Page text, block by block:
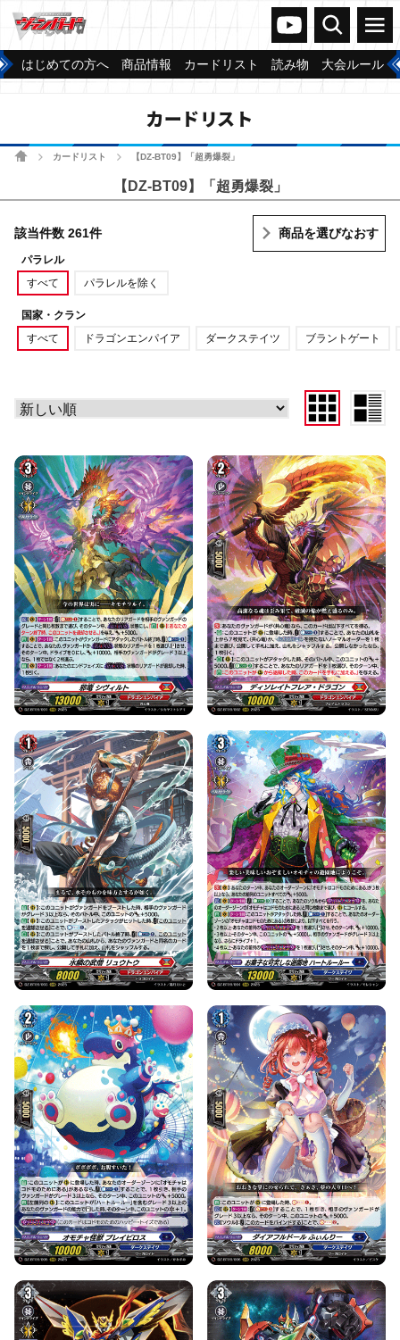
ヴァンガードch
検索 メニュー
はじめての方へ 商品情報 カードリスト 読み物 大会ルール
カードリスト
ホームカードリスト 【DZ-BT09】「超勇爆裂」
【DZ-BT09】「超勇爆裂」
該当件数 261件 商品を選びなおす
パラレル
すべて
パラレルを除く
国家・クラン
すべて
ドラゴンエンパイア ダークステイツ ブラントゲート